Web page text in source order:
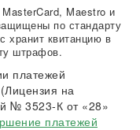
Maestro и
по стандарту
хранит квитанцию в
штрафов.
платежей
на
№ 3523-К от «28»
платежей